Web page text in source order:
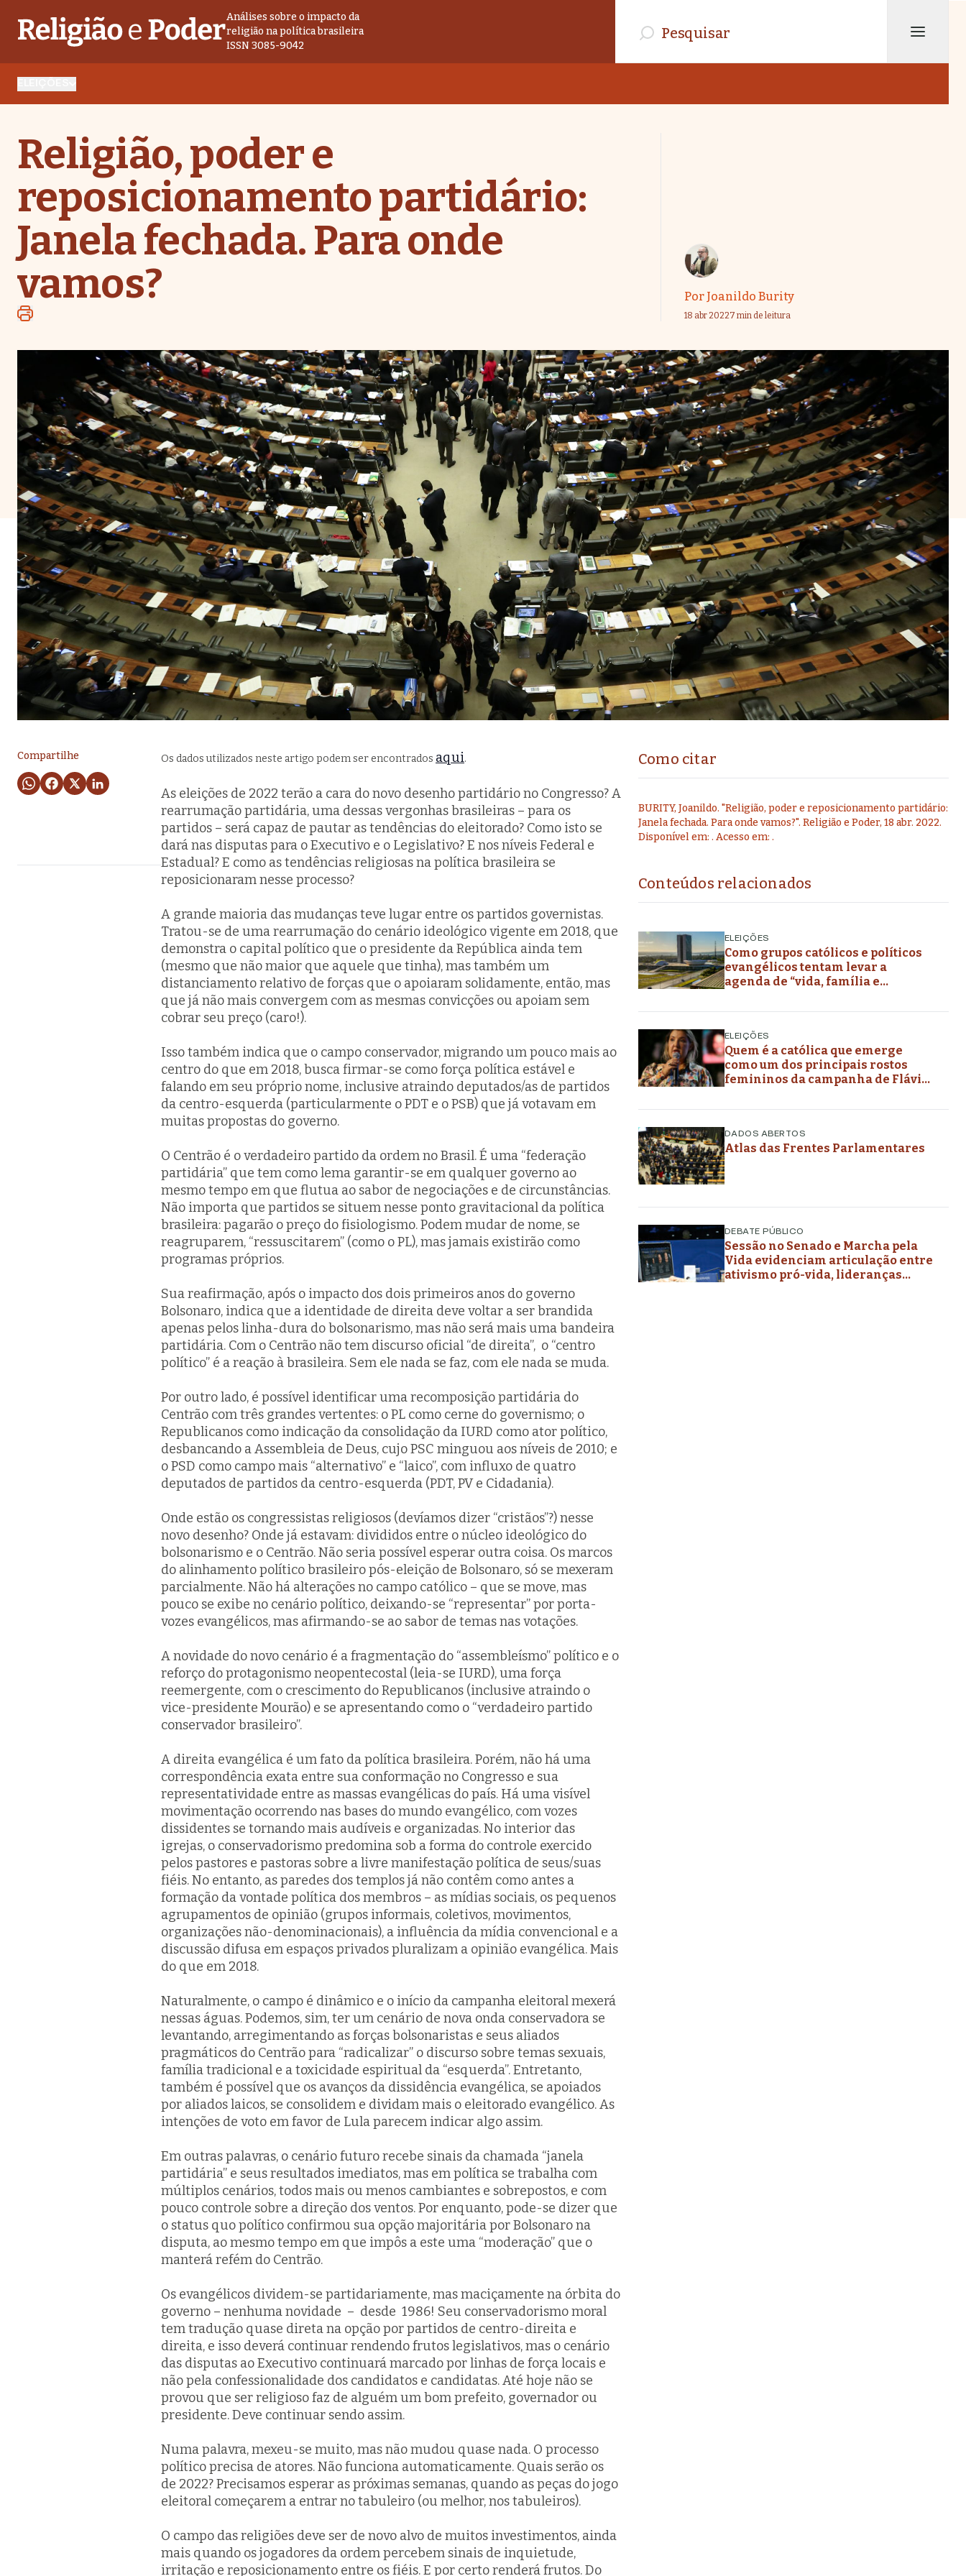
Análises sobre o impacto da
religião na política brasileira
ISSN 3085-9042
Religião, poder e
reposicionamento partidário:
Janela fechada. Para onde
vamos?
Por Joanildo Burity
18 abr 20227 min de leitura
Compartilhe Os dados utilizados neste artigo podem ser encontrados aqui.
As eleições de 2022 terão a cara do novo desenho partidário no Congresso? A
rearrumação partidária, uma dessas vergonhas brasileiras – para os
partidos – será capaz de pautar as tendências do eleitorado? Como isto se
dará nas disputas para o Executivo e o Legislativo? E nos níveis Federal e
Estadual? E como as tendências religiosas na política brasileira se
reposicionaram nesse processo?
A grande maioria das mudanças teve lugar entre os partidos governistas.
Tratou-se de uma rearrumação do cenário ideológico vigente em 2018, que
demonstra o capital político que o presidente da República ainda tem
(mesmo que não maior que aquele que tinha), mas também um
distanciamento relativo de forças que o apoiaram solidamente, então, mas
que já não mais convergem com as mesmas convicções ou apoiam sem
cobrar seu preço (caro!).
Isso também indica que o campo conservador, migrando um pouco mais ao
centro do que em 2018, busca firmar-se como força política estável e
falando em seu próprio nome, inclusive atraindo deputados/as de partidos
da centro-esquerda (particularmente o PDT e o PSB) que já votavam em
muitas propostas do governo.
O Centrão é o verdadeiro partido da ordem no Brasil. É uma “federação
partidária” que tem como lema garantir-se em qualquer governo ao
mesmo tempo em que flutua ao sabor de negociações e de circunstâncias.
Não importa que partidos se situem nesse ponto gravitacional da política
brasileira: pagarão o preço do fisiologismo. Podem mudar de nome, se
reagruparem, “ressuscitarem” (como o PL), mas jamais existirão como
programas próprios.
Sua reafirmação, após o impacto dos dois primeiros anos do governo
Bolsonaro, indica que a identidade de direita deve voltar a ser brandida
apenas pelos linha-dura do bolsonarismo, mas não será mais uma bandeira
partidária. Com o Centrão não tem discurso oficial “de direita”, o “centro
político” é a reação à brasileira. Sem ele nada se faz, com ele nada se muda.
Por outro lado, é possível identificar uma recomposição partidária do
Centrão com três grandes vertentes: o PL como cerne do governismo; o
Republicanos como indicação da consolidação da IURD como ator político,
desbancando a Assembleia de Deus, cujo PSC minguou aos níveis de 2010; e
o PSD como campo mais “alternativo” e “laico”, com influxo de quatro
deputados de partidos da centro-esquerda (PDT, PV e Cidadania).
Onde estão os congressistas religiosos (devíamos dizer “cristãos”?) nesse
novo desenho? Onde já estavam: divididos entre o núcleo ideológico do
bolsonarismo e o Centrão. Não seria possível esperar outra coisa. Os marcos
do alinhamento político brasileiro pós-eleição de Bolsonaro, só se mexeram
parcialmente. Não há alterações no campo católico – que se move, mas
pouco se exibe no cenário político, deixando-se “representar” por porta-
vozes evangélicos, mas afirmando-se ao sabor de temas nas votações.
A novidade do novo cenário é a fragmentação do “assembleísmo” político e o
reforço do protagonismo neopentecostal (leia-se IURD), uma força
reemergente, com o crescimento do Republicanos (inclusive atraindo o
vice-presidente Mourão) e se apresentando como o “verdadeiro partido
conservador brasileiro”.
A direita evangélica é um fato da política brasileira. Porém, não há uma
correspondência exata entre sua conformação no Congresso e sua
representatividade entre as massas evangélicas do país. Há uma visível
movimentação ocorrendo nas bases do mundo evangélico, com vozes
dissidentes se tornando mais audíveis e organizadas. No interior das
igrejas, o conservadorismo predomina sob a forma do controle exercido
pelos pastores e pastoras sobre a livre manifestação política de seus/suas
fiéis. No entanto, as paredes dos templos já não contêm como antes a
formação da vontade política dos membros – as mídias sociais, os pequenos
agrupamentos de opinião (grupos informais, coletivos, movimentos,
organizações não-denominacionais), a influência da mídia convencional e a
discussão difusa em espaços privados pluralizam a opinião evangélica. Mais
do que em 2018.
Naturalmente, o campo é dinâmico e o início da campanha eleitoral mexerá
nessas águas. Podemos, sim, ter um cenário de nova onda conservadora se
levantando, arregimentando as forças bolsonaristas e seus aliados
pragmáticos do Centrão para “radicalizar” o discurso sobre temas sexuais,
família tradicional e a toxicidade espiritual da “esquerda”. Entretanto,
também é possível que os avanços da dissidência evangélica, se apoiados
por aliados laicos, se consolidem e dividam mais o eleitorado evangélico. As
intenções de voto em favor de Lula parecem indicar algo assim.
Em outras palavras, o cenário futuro recebe sinais da chamada “janela
partidária” e seus resultados imediatos, mas em política se trabalha com
múltiplos cenários, todos mais ou menos cambiantes e sobrepostos, e com
pouco controle sobre a direção dos ventos. Por enquanto, pode-se dizer que
o status quopolítico confirmou sua opção majoritária por Bolsonaro na
disputa, ao mesmo tempo em que impôs a este uma “moderação” que o
manterá refém do Centrão.
Os evangélicos dividem-se partidariamente, mas maciçamente na órbita do
governo – nenhuma novidade – desde 1986! Seu conservadorismo moral
tem tradução quase direta na opção por partidos de centro-direita e
direita, e isso deverá continuar rendendo frutos legislativos, mas o cenário
das disputas ao Executivo continuará marcado por linhas de força locais e
não pela confessionalidade dos candidatos e candidatas. Até hoje não se
provou que ser religioso faz de alguém um bom prefeito, governador ou
presidente. Deve continuar sendo assim.
Numa palavra, mexeu-se muito, mas não mudou quase nada. O processo
político precisa de atores. Não funciona automaticamente. Quais serão os
de 2022? Precisamos esperar as próximas semanas, quando as peças do jogo
eleitoral começarem a entrar no tabuleiro (ou melhor, nos tabuleiros).
O campo das religiões deve ser de novo alvo de muitos investimentos, ainda
mais quando os jogadores da ordem percebem sinais de inquietude,
irritação e reposicionamento entre os fiéis. E por certo renderá frutos. Do
Como citar
BURITY, Joanildo. "Religião, poder e reposicionamento partidário:
Janela fechada. Para onde vamos?". Religião e Poder, 18 abr. 2022.
Disponível em: . Acesso em: .
Conteúdos relacionados
ELEIÇÕES
Como grupos católicos e políticos
evangélicos tentam levar a
agenda de “vida, família e
futuros
ELEIÇÕES
Quem é a católica que emerge
como um dos principais rostos
femininos da campanha de Flávio
DADOS ABERTOS
Atlas das Frentes Parlamentares
DEBATE PÚBLICO
Sessão no Senado e Marcha pela
Vida evidenciam articulação entre
ativismo pró-vida, lideranças